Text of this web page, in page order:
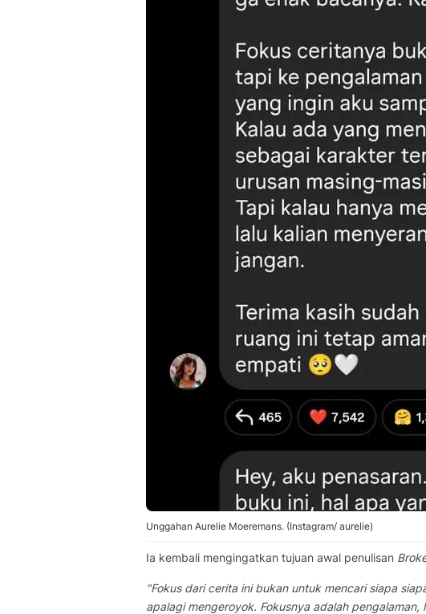
Unggahan Aurelie Moeremans. (Instagram/ aurelie)
Ia kembali mengingatkan tujuan awal penulisan
"Fokus dari cerita ini bukan untuk mencari siapa
apalagi mengeroyok. Fokusnya adalah